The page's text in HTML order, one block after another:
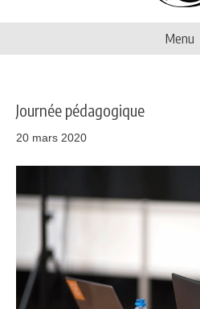
Menu
Journée pédagogique
20 mars 2020